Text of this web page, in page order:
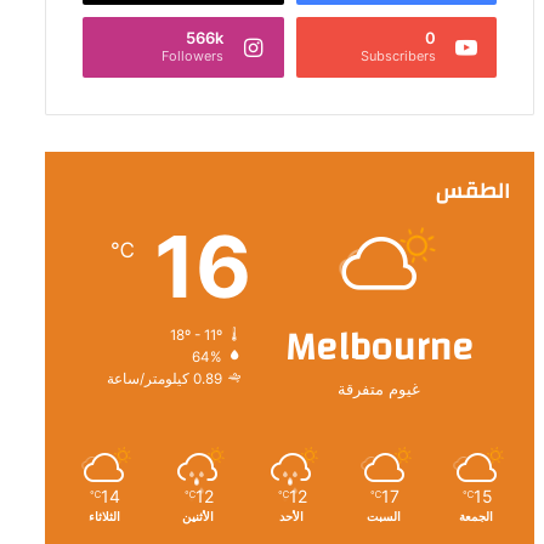
0
Subscribers
566k
Followers
الطقس
Melbourne
غيوم متفرقة
16
℃
18º - 11º
64%
0.89 كيلومتر/ساعة
15
℃
الجمعة
17
℃
السبت
12
℃
الأحد
12
℃
الأثنين
14
℃
الثلاثاء